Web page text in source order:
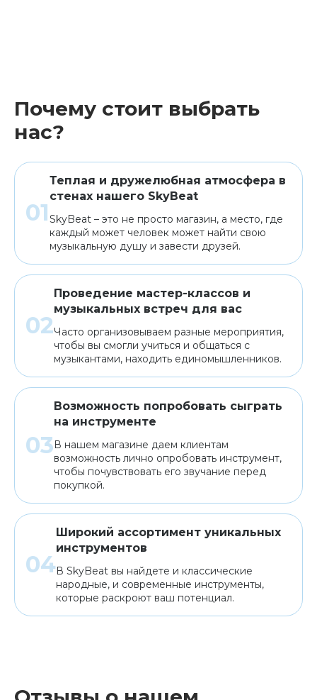
Почему стоит выбрать
нас?
Теплая и дружелюбная атмосфера в
стенах нашего SkyBeat
SkyBeat – это не просто магазин, а место, где
каждый может человек может найти свою
музыкальную душу и завести друзей.
Проведение мастер-классов и
музыкальных встреч для вас
Часто организовываем разные мероприятия,
чтобы вы смогли учиться и общаться с
музыкантами, находить единомышленников.
Возможность попробовать сыграть
на инструменте
В нашем магазине даем клиентам
возможность лично опробовать инструмент,
чтобы почувствовать его звучание перед
покупкой.
Широкий ассортимент уникальных
инструментов
В SkyBeat вы найдете и классические
народные, и современные инструменты,
которые раскроют ваш потенциал.